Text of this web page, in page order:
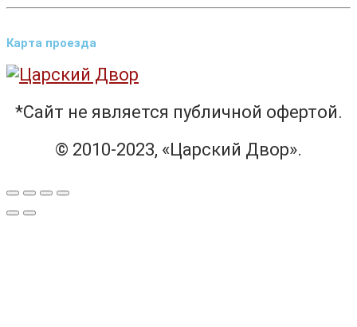
Карта проезда
*Сайт не является публичной офертой.
© 2010-2023, «Царский Двор».